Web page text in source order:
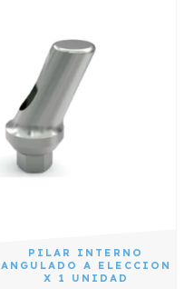
PILAR INTERNO
ANGULADO A ELECCION
X 1 UNIDAD